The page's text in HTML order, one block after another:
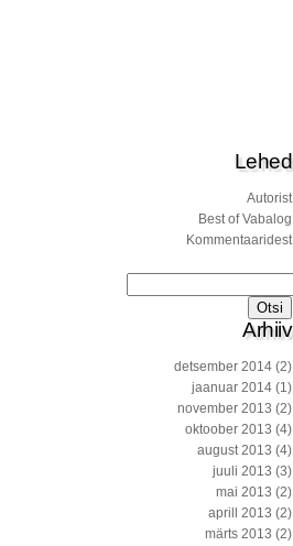
Lehed
Autorist
Best of Vabalog
Kommentaaridest
Arhiiv
detsember 2014 (2)
jaanuar 2014 (1)
november 2013 (2)
oktoober 2013 (4)
august 2013 (4)
juuli 2013 (3)
mai 2013 (2)
aprill 2013 (2)
märts 2013 (2)